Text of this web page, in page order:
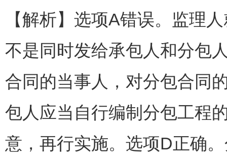
【解析】选项A错误。监理
不是同时发给承包人和分包
合同的当事人，对分包合同
包人应当自行编制分包工程
意，再行实施。选项D正确